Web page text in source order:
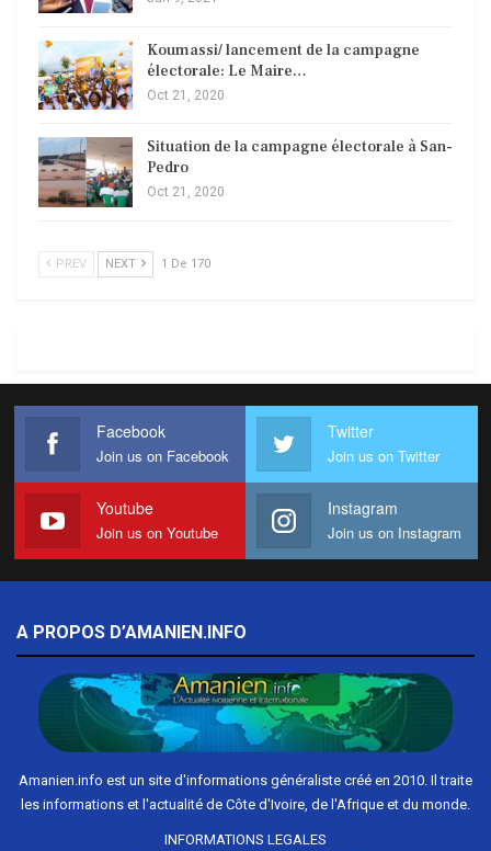
Koumassi/ lancement de la campagne
électorale: Le Maire…
Oct 21, 2020
Situation de la campagne électorale à San-
Pedro
Oct 21, 2020
PREV NEXT 1 De 170
Facebook
Join us on Facebook
Twitter
Join us on Twitter
Youtube
Join us on Youtube
Instagram
Join us on Instagram
A PROPOS D’AMANIEN.INFO
Amanien.info est un site d'informations généraliste créé en 2010. Il traite
les informations et l'actualité de Côte d'Ivoire, de l'Afrique et du monde.
INFORMATIONS LEGALES